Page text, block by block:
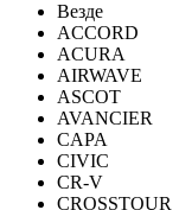
Везде
ACCORD
ACURA
AIRWAVE
ASCOT
AVANCIER
CAPA
CIVIC
CR-V
CROSSTOUR